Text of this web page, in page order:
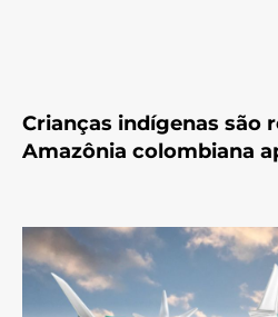
Crianças indígenas são
Amazônia colombiana